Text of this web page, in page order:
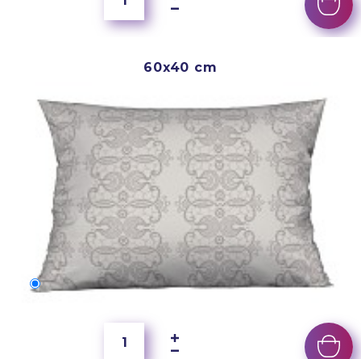
60x40 cm
60x40 cm